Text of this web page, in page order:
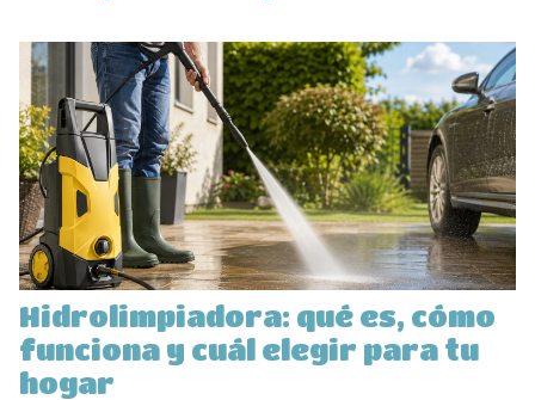
Hidrolimpiadora: qué es, cómo
funciona y cuál elegir para tu
hogar